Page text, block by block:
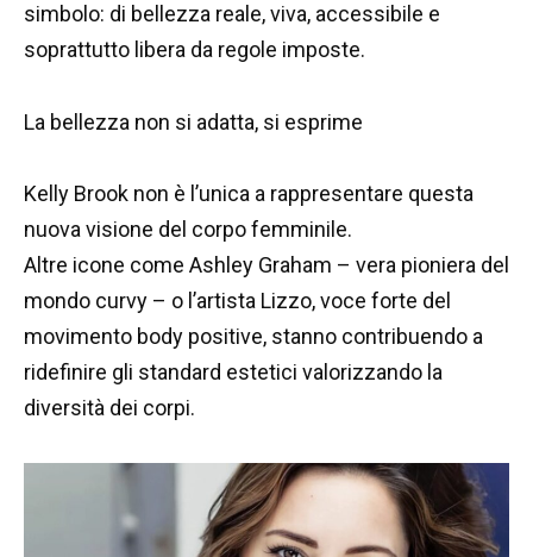
simbolo: di bellezza reale, viva, accessibile e
soprattutto libera da regole imposte.
La bellezza non si adatta, si esprime
Kelly Brook non è l’unica a rappresentare questa
nuova visione del corpo femminile.
Altre icone come Ashley Graham – vera pioniera del
mondo curvy – o l’artista Lizzo, voce forte del
movimento body positive, stanno contribuendo a
ridefinire gli standard estetici valorizzando la
diversità dei corpi.